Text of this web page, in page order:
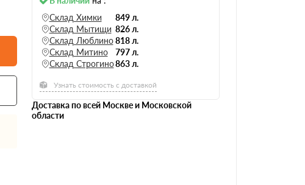
Склад Химки
849 л.
Склад Мытищи 826 л.
Склад Люблино 818 л.
Склад Митино
797 л.
Склад Строгино863 л.
Узнать стоимость с доставкой
Доставка по всей Москве и Московской
области